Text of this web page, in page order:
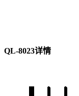
QL-8023详情